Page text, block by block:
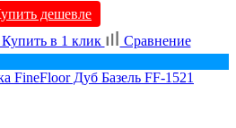
дешевле
в 1 клик
Сравнение